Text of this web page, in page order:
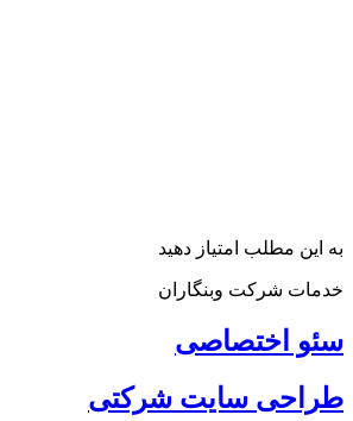
به این مطلب امتیاز دهید
خدمات شرکت وبنگاران
سئو اختصاصی
طراحی سایت شرکتی